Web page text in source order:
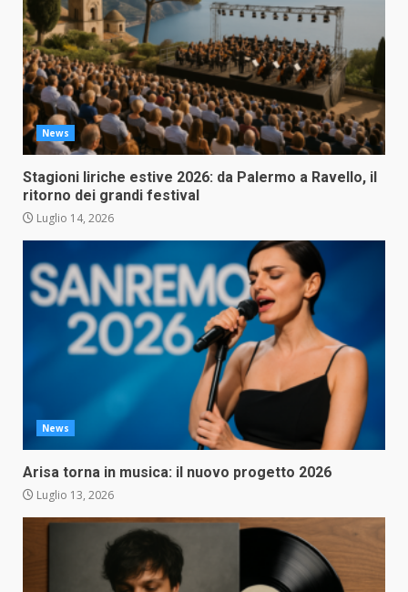
News
Stagioni liriche estive 2026: da Palermo a Ravello, il
ritorno dei grandi festival
Luglio 14, 2026
News
Arisa torna in musica: il nuovo progetto 2026
Luglio 13, 2026